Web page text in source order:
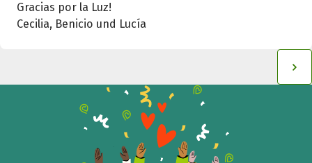
Gracias por la Luz!
Cecilia, Benicio und Lucía